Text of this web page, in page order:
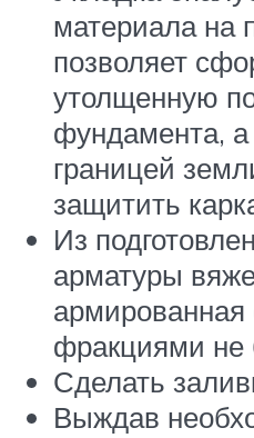
материала на
позволяет
утолщенную
фундамента,
границей
защитить
Из
арматуры
армированная
фракциями не
Сделать
Выждав